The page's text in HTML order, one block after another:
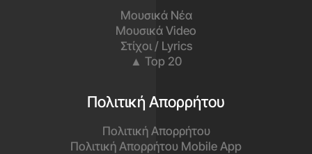
Μουσικά Νέα
Μουσικά Video
Στίχοι / Lyrics
▲ Top 20
Πολιτική Απορρήτου
Πολιτική Απορρήτου
Πολιτική Απορρήτου Mobile App